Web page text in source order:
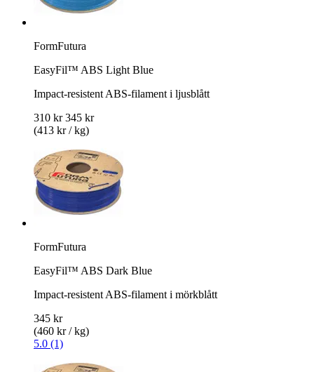
FormFutura
EasyFil™ ABS Light Blue
Impact-resistent ABS-filament i ljusblått
310 kr 345 kr
(413 kr / kg)
FormFutura
EasyFil™ ABS Dark Blue
Impact-resistent ABS-filament i mörkblått
345 kr
(460 kr / kg)
5.0 (1)